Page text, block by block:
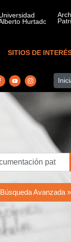
SITIOS DE
Búsqueda Avanzada »